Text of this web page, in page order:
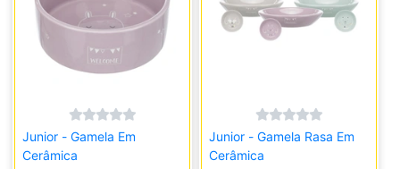
Junior - Gamela Em
Cerâmica
Junior - Gamela Rasa Em
Cerâmica